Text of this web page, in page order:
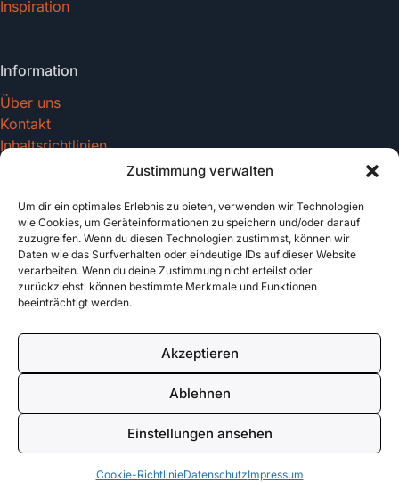
Zustimmung verwalten
Um dir ein optimales Erlebnis zu bieten, verwenden wir Technologien
wie Cookies, um Geräteinformationen zu speichern und/oder darauf
zuzugreifen. Wenn du diesen Technologien zustimmst, können wir
Daten wie das Surfverhalten oder eindeutige IDs auf dieser Website
verarbeiten. Wenn du deine Zustimmung nicht erteilst oder
zurückziehst, können bestimmte Merkmale und Funktionen
beeinträchtigt werden.
Akzeptieren
Ablehnen
Einstellungen ansehen
Cookie-RichtlinieDatenschutzImpressum
Inspiration
Information
Über uns
Kontakt
Inhaltsrichtlinien
Recht & Datenschutz
Impressum
Datenschutz
AGB
Cookies
© 2026 tattoo-vorlagen.com. All rights reserved.
Made with
für Tattoo Enthusiasten